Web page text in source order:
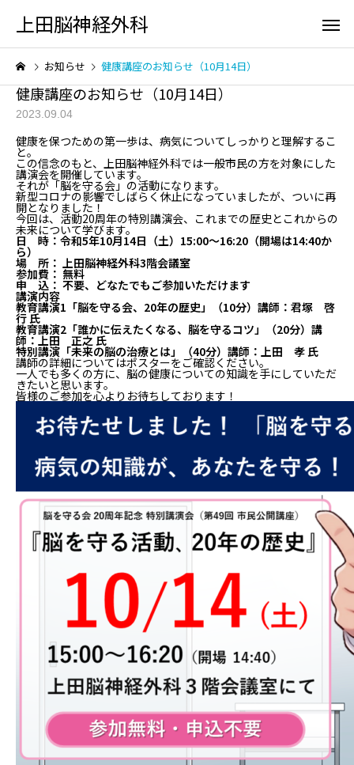
上田脳神経外科
初診の方へ
頭が痛い
お知らせ 健康講座のお知らせ（10月14日）
健康講座のお知らせ（10月14日）
2023.09.04
健康を保つための第一歩は、病気についてしっかりと理解するこ
と。
この信念のもと、上田脳神経外科では一般市民の方を対象にした
講演会を開催しています。
それが「脳を守る会」の活動になります。
新型コロナの影響でしばらく休止になっていましたが、ついに再
開となりました！
今回は、活動20周年の特別講演会、これまでの歴史とこれからの
未来について学びます。
日 時：令和5年10月14日（土）15:00〜16:20（開場は14:40か
ら）
場 所： 上田脳神経外科3階会議室
参加費： 無料
申 込： 不要、どなたでもご参加いただけます
講演内容
教育講演1「脳を守る会、20年の歴史」（10分）講師：君塚 啓
行 氏
教育講演2「誰かに伝えたくなる、脳を守るコツ」（20分）講
師：上田 正之 氏
特別講演「未来の脳の治療とは」（40分）講師：上田 孝 氏
講師の詳細についてはポスターをご確認ください。
一人でも多くの方に、脳の健康についての知識を手にしていただ
きたいと思います。
皆様のご参加を心よりお待ちしております！